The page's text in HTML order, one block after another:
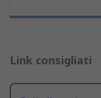
Link consigliati